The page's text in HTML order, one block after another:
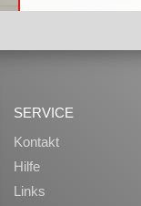
SERVICE
Kontakt
Hilfe
Links